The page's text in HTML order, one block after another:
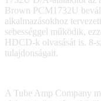
Brown PCM1732U
alkalmazásokhoz
sebességgel működik,
HDCD-k olvasását is. 8-
tulajdonságait.
A Tube Amp Company